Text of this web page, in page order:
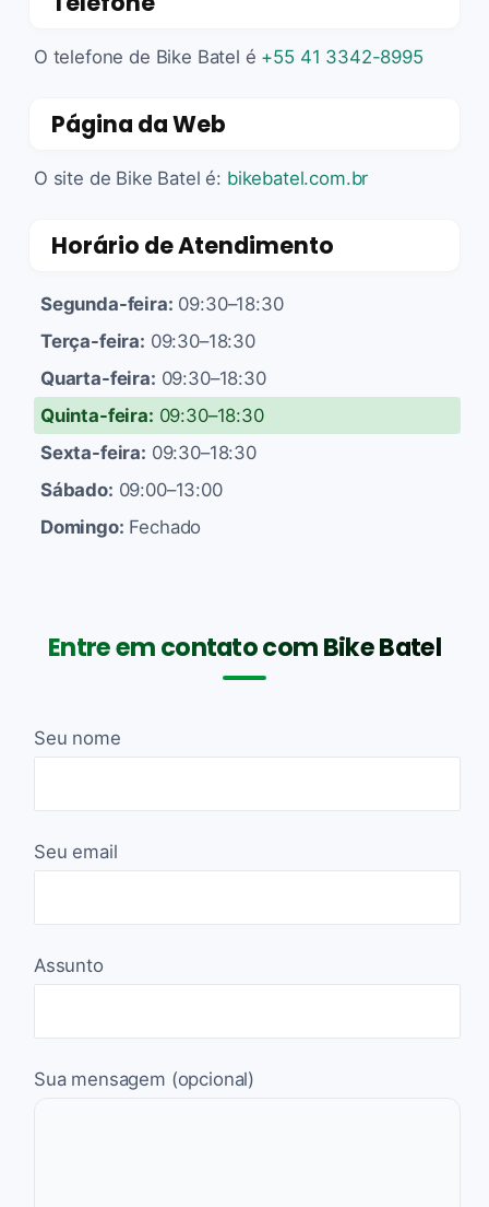
O telefone de Bike Batel é +55 41 3342-8995
Página da Web
O site de Bike Batel é: bikebatel.com.br
Horário de Atendimento
Segunda-feira: 09:30–18:30
Terça-feira: 09:30–18:30
Quarta-feira: 09:30–18:30
Quinta-feira: 09:30–18:30
Sexta-feira: 09:30–18:30
Sábado: 09:00–13:00
Domingo: Fechado
Entre em contato com Bike Batel
Seu nome
Seu email
Assunto
Sua mensagem (opcional)